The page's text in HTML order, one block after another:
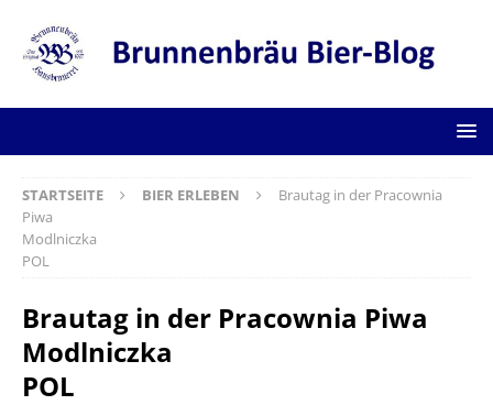
STARTSEITE BIER ERLEBEN
Brautag in der Pracownia
Piwa
Modlniczka
POL
Brautag in der Pracownia Piwa
Modlniczka
POL